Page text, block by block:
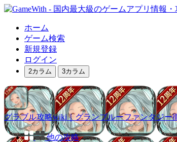
ホーム
ゲーム検索
新規登録
ログイン
2カラム 3カラム
グラブル攻略wiki｜グランブルーファンタジー
他の攻略